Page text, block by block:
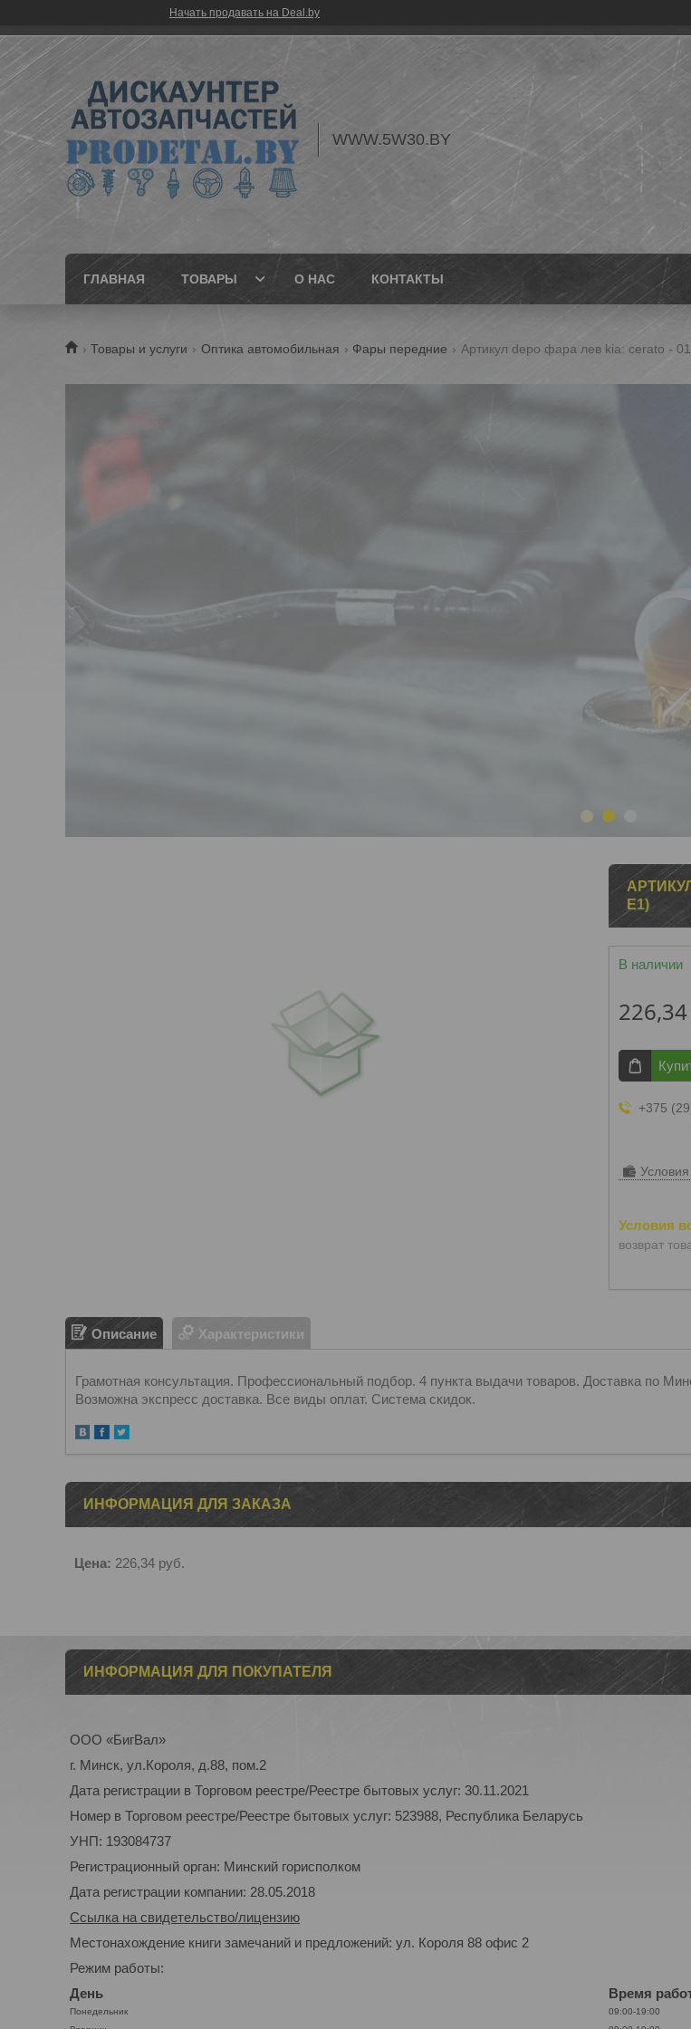
Начать продавать на Deal.by
WWW.5W30.BY
ГЛАВНАЯ ТОВАРЫ О НАС КОНТАКТЫ
Товары и услуги Оптика автомобильная Фары передние Артикул depo фара лев kia: cerato -
E1)
В наличии
226,34
+375
возврат
Описание Характеристики
Грамотная консультация. Профессиональный подбор. 4 пункта выдачи товаров. Доставка по
Возможна экспресс доставка. Все виды оплат. Система скидок.
ИНФОРМАЦИЯ ДЛЯ ЗАКАЗА
Цена: 226,34 руб.
ИНФОРМАЦИЯ ДЛЯ ПОКУПАТЕЛЯ
ООО «БигВал»
г. Минск, ул.Короля, д.88, пом.2
Дата регистрации в Торговом реестре/Реестре бытовых услуг: 30.11.2021
Номер в Торговом реестре/Реестре бытовых услуг: 523988, Республика Беларусь
УНП: 193084737
Регистрационный орган: Минский горисполком
Дата регистрации компании: 28.05.2018
Ссылка на свидетельство/лицензию
Местонахождение книги замечаний и предложений: ул. Короля 88 офис 2
Режим работы:
День
Время
Понедельник
09:00-19:00